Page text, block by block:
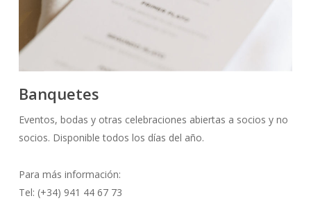
Banquetes
Eventos, bodas y otras celebraciones abiertas a socios y no
socios. Disponible todos los días del año.
Para más información:
Tel: (+34) 941 44 67 73